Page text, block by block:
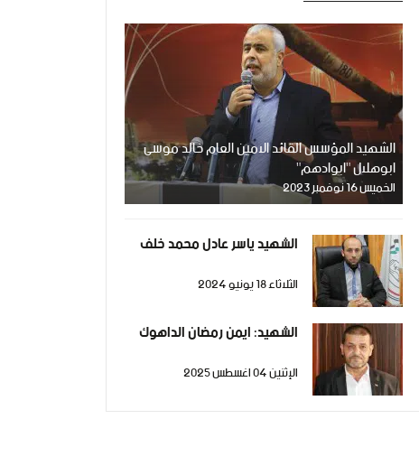
الشهيد المؤسس القائد الامين العام خالد موسى
ابوهلال "ابوادهم"
الخميس 16 نوفمبر 2023
الشهيد ياسر عادل محمد خلف
الثلاثاء 18 يونيو 2024
الشهيد: ايمن رمضان الداهوك
الإثنين 04 اغسطس 2025